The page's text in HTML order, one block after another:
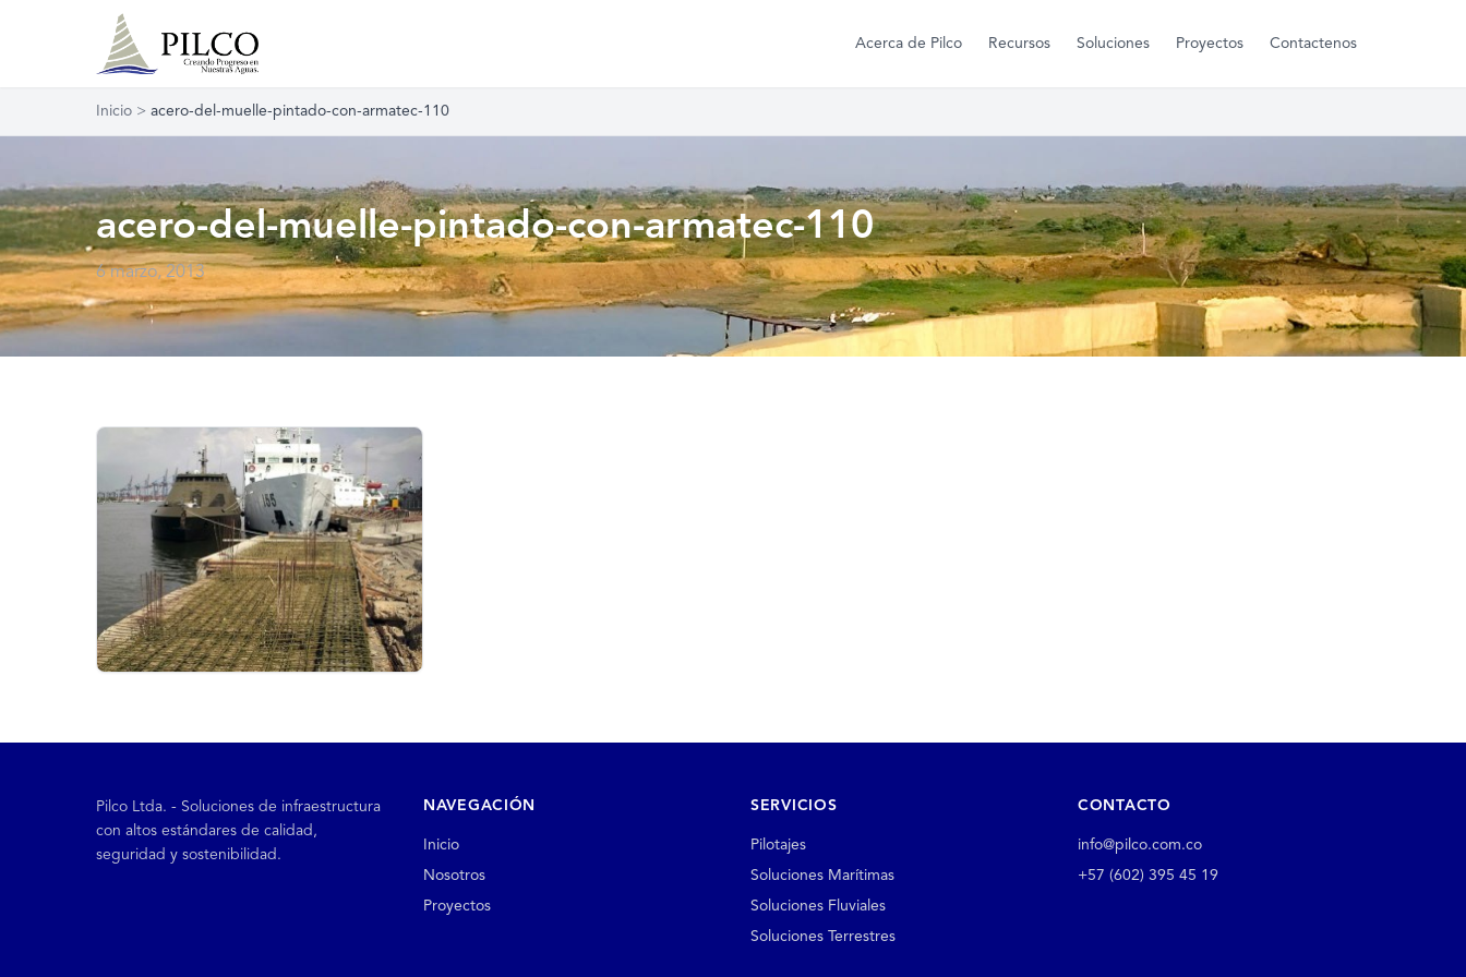
Acerca de Pilco Recursos Soluciones Proyectos Contactenos
Inicio > acero-del-muelle-pintado-con-armatec-110
acero-del-muelle-pintado-con-armatec-110
6 marzo, 2013
Pilco Ltda. - Soluciones de infraestructura
con altos estándares de calidad,
seguridad y sostenibilidad.
NAVEGACIÓN
Inicio
Nosotros
Proyectos
SERVICIOS
Pilotajes
Soluciones Marítimas
Soluciones Fluviales
Soluciones Terrestres
CONTACTO
info@pilco.com.co
+57 (602) 395 45 19